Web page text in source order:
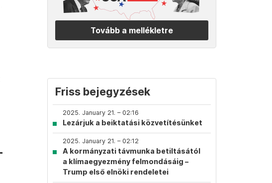
Tovább a mellékletre
Friss bejegyzések
2025. January 21. – 02:16
Lezárjuk a beiktatási közvetítésünket
2025. January 21. – 02:12
A kormányzati távmunka betiltásától
a klímaegyezmény felmondásáig –
Trump első elnöki rendeletei